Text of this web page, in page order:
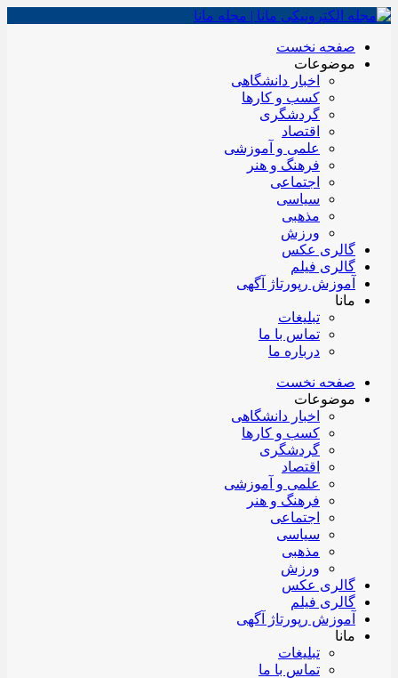
صفحه نخست
موضوعات
اخبار دانشگاهی
کسب و کارها
گردشگری
اقتصاد
علمی و آموزشی
فرهنگ و هنر
اجتماعی
سیاسی
مذهبی
ورزش
گالری عکس
گالری فیلم
آموزش رپورتاژ آگهی
مانا
تبلیغات
تماس با ما
درباره ما
صفحه نخست
موضوعات
اخبار دانشگاهی
کسب و کارها
گردشگری
اقتصاد
علمی و آموزشی
فرهنگ و هنر
اجتماعی
سیاسی
مذهبی
ورزش
گالری عکس
گالری فیلم
آموزش رپورتاژ آگهی
مانا
تبلیغات
تماس با ما